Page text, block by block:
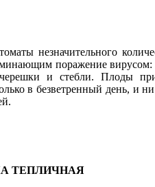
незначительно­го
по­ражение вирусом:
че­решки и стебли. Плоды
в безветренный день, и
ТЕПЛИЧНАЯ